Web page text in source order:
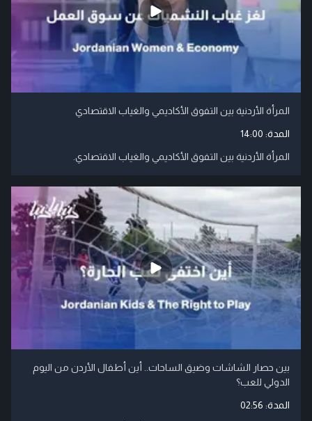
المرأة الأردنية بين التفوق الأكاديمي والغياب الاقتصادي
المدة: 14:00
المرأة الأردنية بين التفوق الأكاديمي والغياب الاقتصادي.
بين حصار الشاشات وضيق الساحات.. أين أطفال الأردن من اليوم
الدولي للعب؟
المدة: 02:56